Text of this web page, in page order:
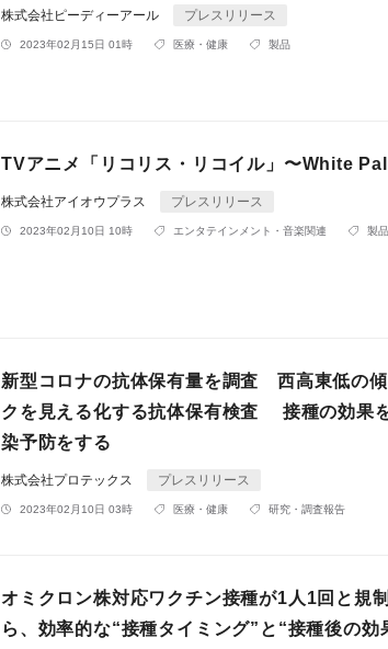
株式会社ピーディーアール プレスリリース
2023年02月15日 01時 医療・健康 製品
TVアニメ「リコリス・リコイル」〜White
株式会社アイオウプラス プレスリリース
2023年02月10日 10時 エンタテインメント・音楽関連 製品
新型コロナの抗体保有量を調査 西高東低の
クを見える化する抗体保有検査 接種の効果
染予防をする
株式会社プロテックス プレスリリース
2023年02月10日 03時 医療・健康 研究・調査報告
オミクロン株対応ワクチン接種が1人1回と規
ら、効率的な“接種タイミング”と“接種後の